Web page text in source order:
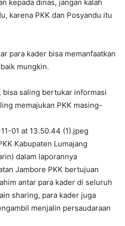
kepada dinas, jangan kalah
karena PKK dan Posyandu itu
para kader bisa memanfaatkan
mungkin.
bisa saling bertukar informasi
memajukan PKK masing-
Kabupaten Lumajang
dalam laporannya
Jambore PKK bertujuan
antar para kader di seluruh
sharing, para kader juga
menjalin persaudaraan